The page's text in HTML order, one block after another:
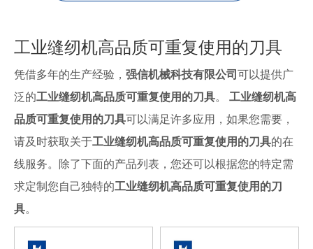
工业缝纫机高品质可重复使用的刀具
凭借多年的生产经验， 强信机械科技有限公司可以提供广
泛的工业缝纫机高品质可重复使用的刀具。 工业缝纫机高
品质可重复使用的刀具可以满足许多应用，如果您需要，
请及时获取关于工业缝纫机高品质可重复使用的刀具的在
线服务。除了下面的产品列表，您还可以根据您的特定需
求定制您自己独特的工业缝纫机高品质可重复使用的刀
具。